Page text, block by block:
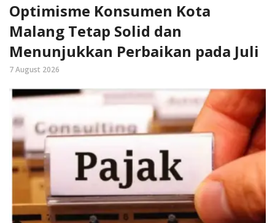
Optimisme Konsumen Kota
Malang Tetap Solid dan
Menunjukkan Perbaikan pada Juli
7 August 2026